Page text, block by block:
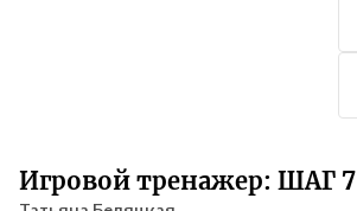
Игровой тренажер: ШАГ 7